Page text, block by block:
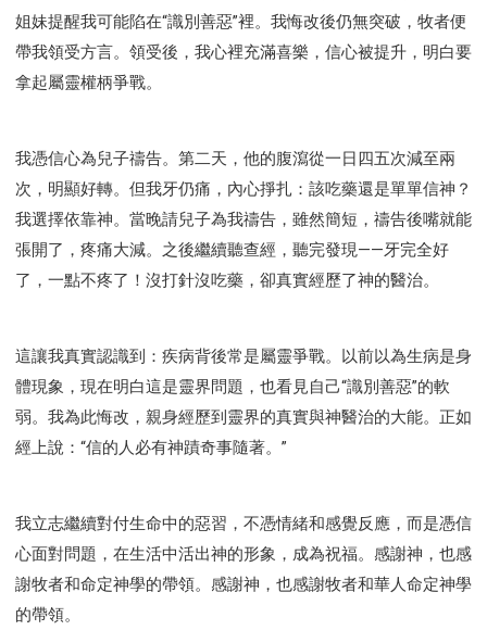
姐妹提醒我可能陷在“識別善惡”裡。我悔改後仍無突破，牧者便
帶我領受方言。領受後，我心裡充滿喜樂，信心被提升，明白要
拿起屬靈權柄爭戰。
我憑信心為兒子禱告。第二天，他的腹瀉從一日四五次減至兩
次，明顯好轉。但我牙仍痛，內心掙扎：該吃藥還是單單信神？
我選擇依靠神。當晚請兒子為我禱告，雖然簡短，禱告後嘴就能
張開了，疼痛大減。之後繼續聽查經，聽完發現——牙完全好
了，一點不疼了！沒打針沒吃藥，卻真實經歷了神的醫治。
這讓我真實認識到：疾病背後常是屬靈爭戰。以前以為生病是身
體現象，現在明白這是靈界問題，也看見自己“識別善惡”的軟
弱。我為此悔改，親身經歷到靈界的真實與神醫治的大能。正如
經上說：“信的人必有神蹟奇事隨著。”
我立志繼續對付生命中的惡習，不憑情緒和感覺反應，而是憑信
心面對問題，在生活中活出神的形象，成為祝福。感謝神，也感
謝牧者和命定神學的帶領。感謝神，也感謝牧者和華人命定神學
的帶領。